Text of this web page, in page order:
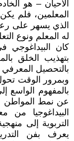
الأحيان – هو
المعلمين، فلم
الذي يسهر على
له المعلم ونوع
كان البيداغوجي
بتهذيب الخلق
بالتحصيل
وبمرور الوقت
بالمفهوم الواسع
عن نمط المواطن
البيداغوجيا من
التربوية إلى
يعرف بفن